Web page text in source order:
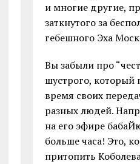
и многие другие,
заткнутого за
гебешного Эха
Вы забыли про
шустрого, который
время своих
разных людей.
на его эфире
больше часа! Это,
притопить